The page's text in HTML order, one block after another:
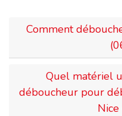
Comment
Quel matériel
déboucheur pour